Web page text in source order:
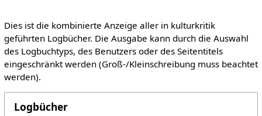
Dies ist die kombinierte Anzeige aller in kulturkritik
geführten Logbücher. Die Ausgabe kann durch die Auswahl
des Logbuchtyps, des Benutzers oder des Seitentitels
eingeschränkt werden (Groß-/Kleinschreibung muss beachtet
werden).
Logbücher